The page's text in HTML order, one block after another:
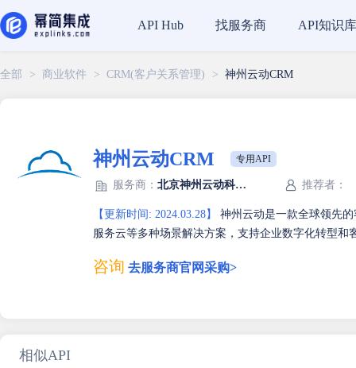
API Hub 找服务商 API知识库
全部 > 商业软件 > CRM(客户关系管理) > 神州云动CRM
神州云动CRM 专用API
服务商： 北京神州云动科技股份有限公司 推荐者：
【更新时间: 2024.03.28】
神州云动是一款全球领先
服务云等多种场景解决方案，支持企业数字化转型和
咨询 去服务商官网采购>
相似API